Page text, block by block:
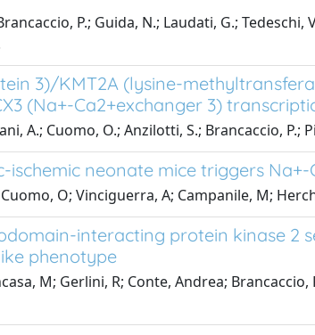
P.; Guida, N.; Laudati, G.;
3)/KMT2A (lysine-
(Na+-Ca2+exchanger 3)
A.; Cuomo, O.; Anzilotti, S.; Brancaccio,
ischemic neonate mice triggers
O; Vinciguerra, A; Campanile, M;
interacting protein kinase 2
phenotype
M; Gerlini, R; Conte, Andrea;